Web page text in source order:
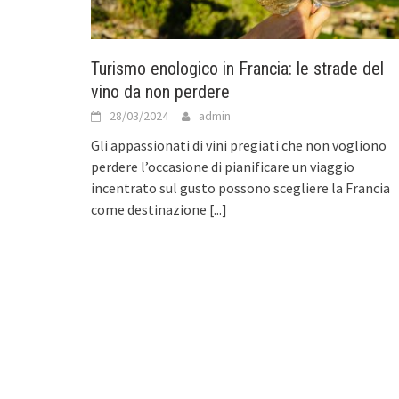
Turismo enologico in Francia: le strade del
vino da non perdere
28/03/2024 admin
Gli appassionati di vini pregiati che non vogliono
perdere l’occasione di pianificare un viaggio
incentrato sul gusto possono scegliere la Francia
come destinazione [...]